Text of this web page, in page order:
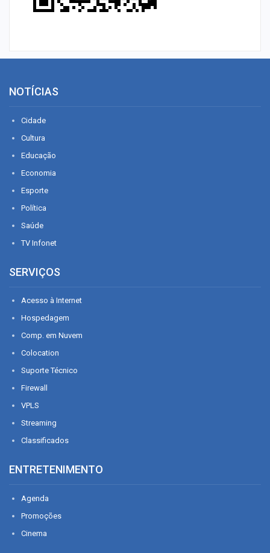
NOTÍCIAS
Cidade
Cultura
Educação
Economia
Esporte
Política
Saúde
TV Infonet
SERVIÇOS
Acesso à Internet
Hospedagem
Comp. em Nuvem
Colocation
Suporte Técnico
Firewall
VPLS
Streaming
Classificados
ENTRETENIMENTO
Agenda
Promoções
Cinema